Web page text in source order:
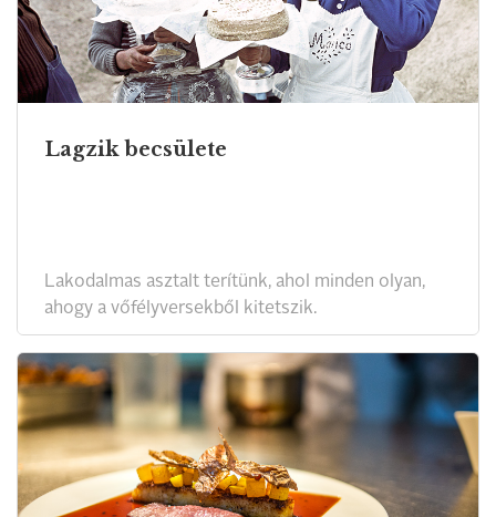
Lagzik becsülete
Lakodalmas asztalt terítünk, ahol minden olyan,
ahogy a vőfélyversekből kitetszik.